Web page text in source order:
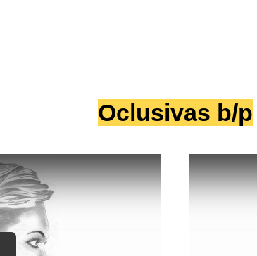
Oclusivas b/p